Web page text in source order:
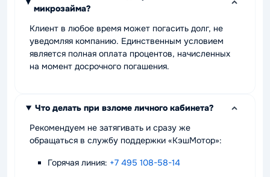
микрозайма?
Клиент в любое время может погасить долг, не
уведомляя компанию. Единственным условием
является полная оплата процентов, начисленных
на момент досрочного погашения.
Что делать при взломе личного кабинета?
Рекомендуем не затягивать и сразу же
обращаться в службу поддержки «КэшМотор»:
Горячая линия: +7 495 108-58-14